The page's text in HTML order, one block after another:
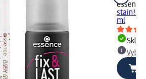
essence
stain!
ml